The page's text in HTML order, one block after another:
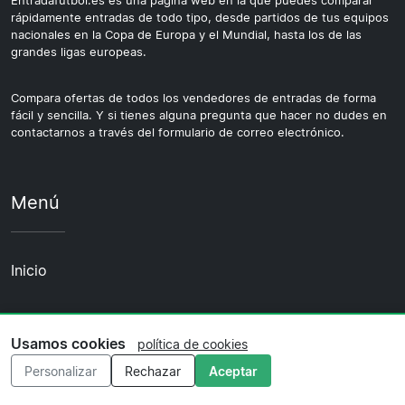
rápidamente entradas de todo tipo, desde partidos de tus equipos
nacionales en la Copa de Europa y el Mundial, hasta los de las
grandes ligas europeas.
Compara ofertas de todos los vendedores de entradas de forma
fácil y sencilla. Y si tienes alguna pregunta que hacer no dudes en
contactarnos a través del formulario de correo electrónico.
Menú
Inicio
Ligas
Usamos cookies
política de cookies
Personalizar
Rechazar Aceptar